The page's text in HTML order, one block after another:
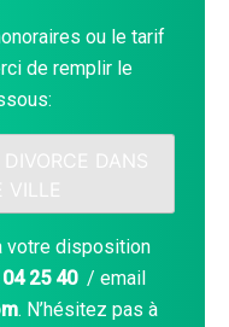
ou le tarif
de remplir le
DANS
VILLE
votre disposition
25 40 / email
. N’hésitez pas à